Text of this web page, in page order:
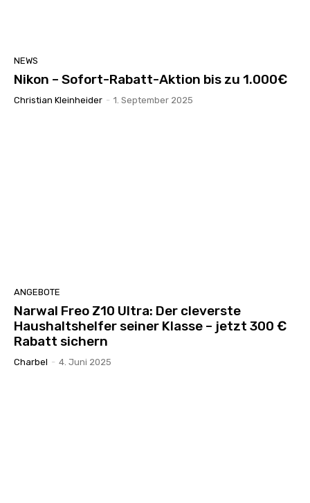
NEWS
Nikon – Sofort-Rabatt-Aktion bis zu 1.000€
Christian Kleinheider - 1. September 2025
ANGEBOTE
Narwal Freo Z10 Ultra: Der cleverste
Haushaltshelfer seiner Klasse – jetzt 300 €
Rabatt sichern
Charbel - 4. Juni 2025